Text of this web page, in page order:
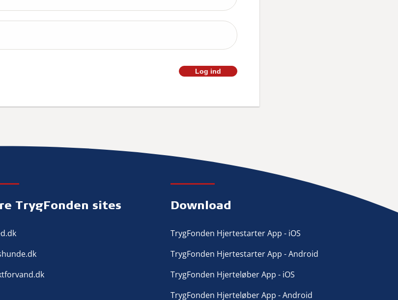
Log ind
TrygFonden sites Download
TrygFonden Hjertestarter App - iOS
TrygFonden Hjertestarter App - Android
TrygFonden Hjerteløber App - iOS
TrygFonden Hjerteløber App - Android